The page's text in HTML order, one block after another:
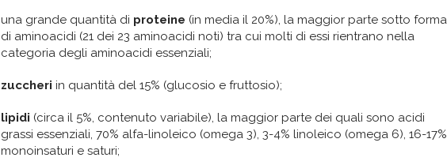
una grande quantità di proteine (in media il 20%), la maggior parte sotto forma
di aminoacidi (21 dei 23 aminoacidi noti) tra cui molti di essi rientrano nella
categoria degli aminoacidi essenziali;
zuccheri in quantità del 15% (glucosio e fruttosio);
lipidi (circa il 5%, contenuto variabile), la maggior parte dei quali sono acidi
grassi essenziali, 70% alfa-linoleico (omega 3), 3-4% linoleico (omega 6), 16-17%
monoinsaturi e saturi;